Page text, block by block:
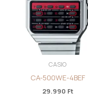
CASIO
CA-500WE-4BEF
29.990 Ft